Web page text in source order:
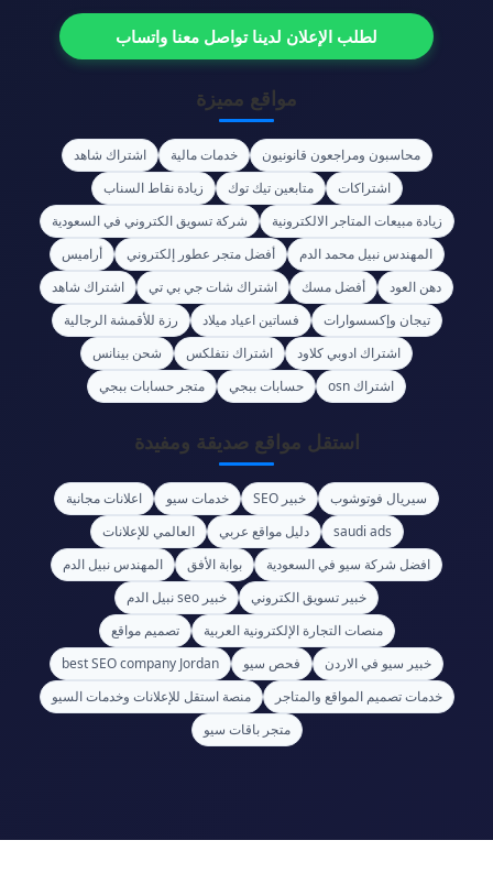
لطلب الإعلان لدينا تواصل معنا واتساب
مواقع مميزة
محاسبون ومراجعون قانونيون خدمات مالية
اشتراك شاهد
اشتراكات
متابعين تيك توك
زيادة نقاط السناب
زيادة مبيعات المتاجر الالكترونية
شركة تسويق الكتروني في السعودية
المهندس نبيل محمد الدم
أفضل متجر عطور إلكتروني
أراميس
دهن العود
أفضل مسك اشتراك شات جي بي تي
اشتراك شاهد
تيجان وإكسسوارات
فساتين اعياد ميلاد
رزة للأقمشة الرجالية
اشتراك ادوبي كلاود
اشتراك نتفلكس
شحن بينانس
اشتراك osn
حسابات ببجي متجر حسابات ببجي
استقل مواقع صديقة ومفيدة
سيريال فوتوشوب خبير SEO خدمات سيو
اعلانات مجانية
saudi ads
دليل مواقع عربي
العالمي للإعلانات
افضل شركة سيو في السعودية
بوابة الأفق
المهندس نبيل الدم
خبير تسويق الكتروني
خبير seo نبيل الدم
منصات التجارة الإلكترونية العربية
تصميم مواقع
خبير سيو في الاردن
فحص سيو
best SEO company Jordan
خدمات تصميم المواقع والمتاجر
منصة استقل للإعلانات وخدمات السيو
متجر باقات سيو